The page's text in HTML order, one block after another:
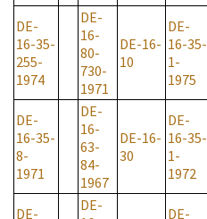
DE-
16-35-
255-
1974
DE-
16-
80-
730-
1971
DE-16-
10
DE-
16-35-
1-
1975
DE-
16-35-
8-
1971
DE-
16-
63-
84-
1967
DE-16-
30
DE-
16-35-
1-
1972
DE-
DE-
DE-